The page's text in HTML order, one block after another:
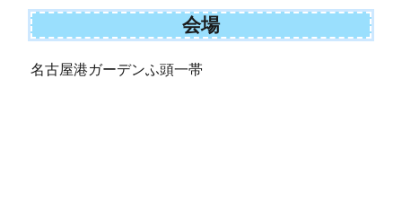
会場
名古屋港ガーデンふ頭一帯